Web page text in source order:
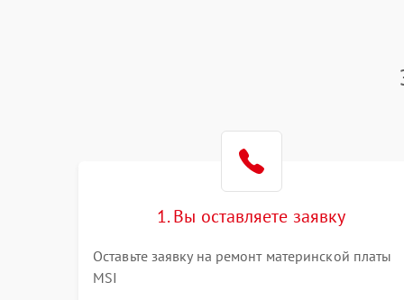
1. Вы оставляете заявку
Оставьте заявку на ремонт материнской платы
MSI